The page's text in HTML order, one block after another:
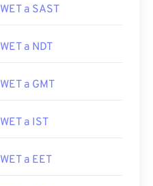
WET a SAST
WET a NDT
WET a GMT
WET a IST
WET a EET